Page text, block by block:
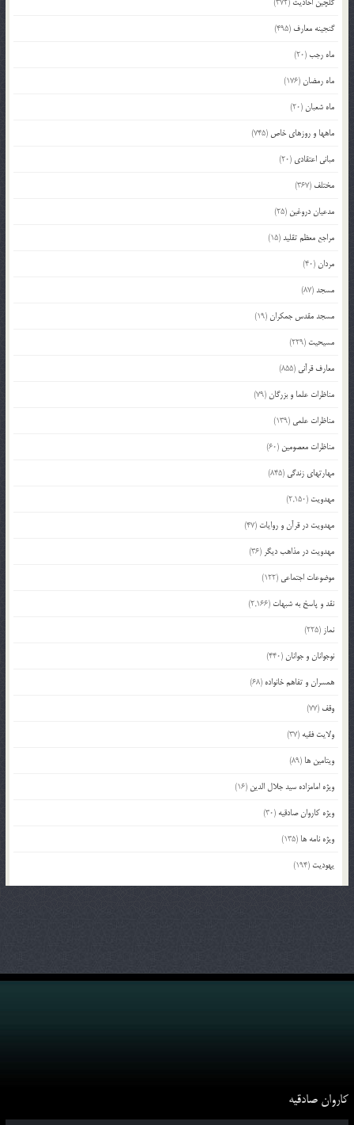
گنجینه معارف (495)
ماه رجب(20)
ماه رمضان(176)
ماه شعبان(20)
ماهها و روزهای خاص (745)
مبانی اعتقادی (20)
مختلف (367)
مدعیان دروغین (25)
مراجع معظم تقلید(15)
مردان(40)
مسجد(87)
مسجد مقدس جمکران(19)
مسیحیت (229)
معارف قرآنی (855)
مناظرات علما و بزرگان(79)
مناظرات علمی (139)
مناظرات معصومین (60)
مهارتهای زندگی (845)
مهدویت (2,150)
مهدویت در قرآن و روایات (47)
مهدویت در مذاهب دیگر (36)
موضوعات اجتماعی (122)
نقد و پاسخ به شبهات (2,166)
نماز (225)
نوجوانان و جوانان(440)
همسران و تفاهم خانواده (68)
وقف (77)
ولایت فقیه (37)
ویتامین ها (89)
ویژه امامزاده سید جلال الدین (16)
ویژه کاروان صادقیه (30)
ویژه نامه ها (135)
یهودیت (194)
کاروان صادقیه